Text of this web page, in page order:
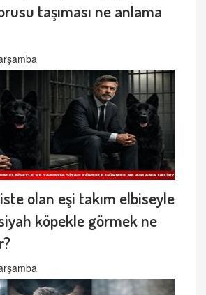
taşıması ne anlama
olan eşi takım elbiseyle
köpekle görmek ne